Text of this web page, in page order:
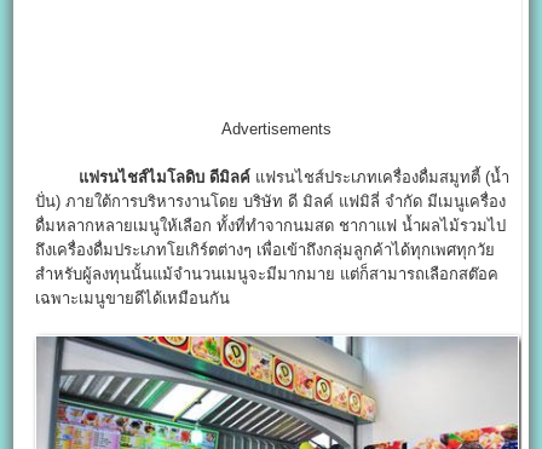
Advertisements
แฟรนไชส์ไมโลดิบ ดีมิลค์ แฟรนไชส์ประเภทเครื่องดื่มสมูทตี้ (น้ำ
ปั่น) ภายใต้การบริหารงานโดย บริษัท ดี มิลค์ แฟมิลี่ จำกัด มีเมนูเครื่อง
ดื่มหลากหลายเมนูให้เลือก ทั้งที่ทำจากนมสด ชากาแฟ น้ำผลไม้รวมไป
ถึงเครื่องดื่มประเภทโยเกิร์ตต่างๆ เพื่อเข้าถึงกลุ่มลูกค้าได้ทุกเพศทุกวัย
สำหรับผู้ลงทุนนั้นแม้จำนวนเมนูจะมีมากมาย แต่ก็สามารถเลือกสต๊อค
เฉพาะเมนูขายดีได้เหมือนกัน